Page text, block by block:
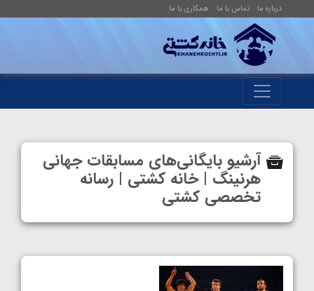
درباره ما تماس با ما همکاری با ما
آرشیو بایگانی‌های مسابقات جهانی
هرنینگ | خانه کشتی | رسانه
تخصصی کشتی